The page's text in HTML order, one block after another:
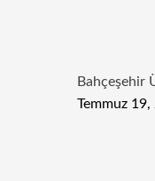
Bahçeşehir
Temmuz 19,